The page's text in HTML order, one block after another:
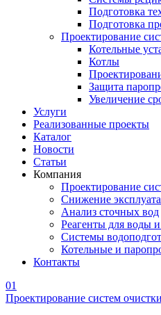
Подготовка
Подготовка
Проектирование
Котельные
Котлы
Защита
Увеличение
Услуги
Реализованные проекты
Каталог
Новости
Статьи
Компания
Проектирование
Снижение
Анализ сточных вод
Реагенты для воды
Системы
Котельные и
Контакты
01
Проектирование систем